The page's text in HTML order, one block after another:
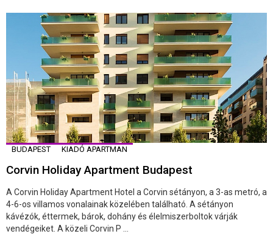
BUDAPEST KIADÓ APARTMAN
Corvin Holiday Apartment Budapest
A Corvin Holiday Apartment Hotel a Corvin sétányon, a 3-as metró, a
4-6-os villamos vonalainak közelében található. A sétányon
kávézók, éttermek, bárok, dohány és élelmiszerboltok várják
vendégeiket. A közeli Corvin P ...